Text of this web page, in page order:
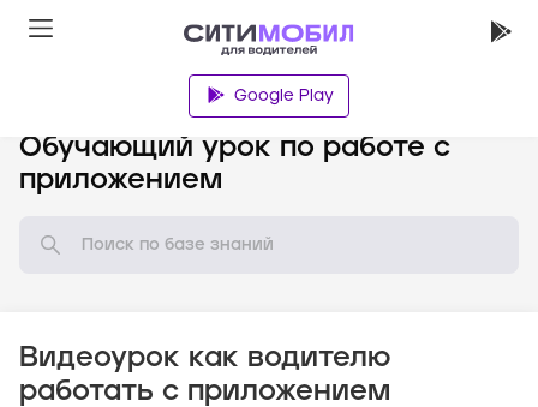
Google Play
Обучающий урок по работе с
приложением
Видеоурок как водителю
работать с приложением